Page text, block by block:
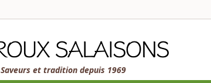
Saveurs et tradition depuis 1969